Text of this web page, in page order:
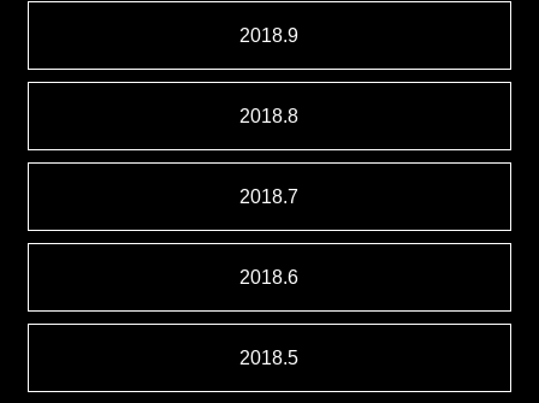
2018.9
2018.8
2018.7
2018.6
2018.5